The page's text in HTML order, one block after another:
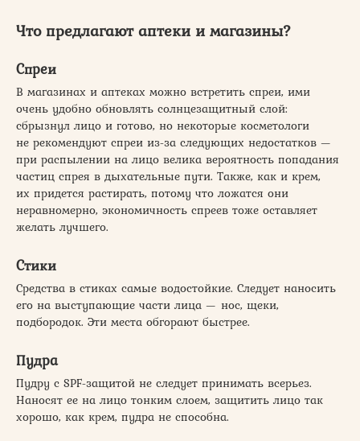
Что предлагают аптеки и магазины?
Спреи
В магазинах и аптеках можно встретить спреи, ими
очень удобно обновлять солнцезащитный слой:
сбрызнул лицо и готово, но некоторые косметологи
не рекомендуют спреи из-за следующих недостатков —
при распылении на лицо велика вероятность попадания
частиц спрея в дыхательные пути. Также, как и крем,
их придется растирать, потому что ложатся они
неравномерно, экономичность спреев тоже оставляет
желать лучшего.
Стики
Средства в стиках самые водостойкие. Следует наносить
его на выступающие части лица — нос, щеки,
подбородок. Эти места обгорают быстрее.
Пудра
Пудру с SPF-защитой не следует принимать всерьез.
Наносят ее на лицо тонким слоем, защитить лицо так
хорошо, как крем, пудра не способна.